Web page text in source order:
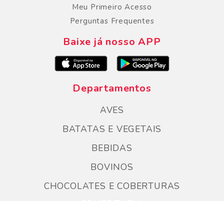
Meu Primeiro Acesso
Perguntas Frequentes
Baixe já nosso APP
Departamentos
AVES
BATATAS E VEGETAIS
BEBIDAS
BOVINOS
CHOCOLATES E COBERTURAS